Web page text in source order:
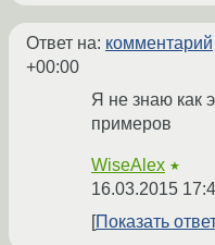
Ответ на: комментарий
+00:00
Я не знаю как
примеров
WiseAlex ★
16.03.2015
Показать